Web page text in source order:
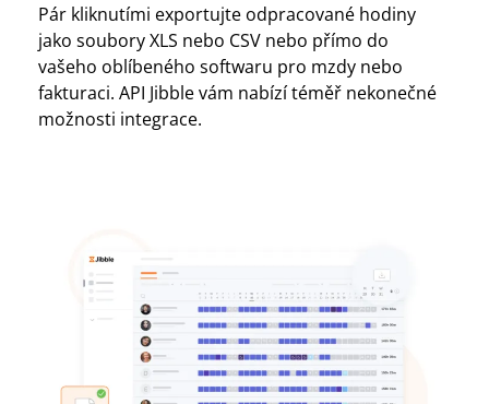
Pár kliknutími exportujte odpracované hodiny
jako soubory XLS nebo CSV nebo přímo do
vašeho oblíbeného softwaru pro mzdy nebo
fakturaci. API Jibble vám nabízí téměř nekonečné
možnosti integrace.